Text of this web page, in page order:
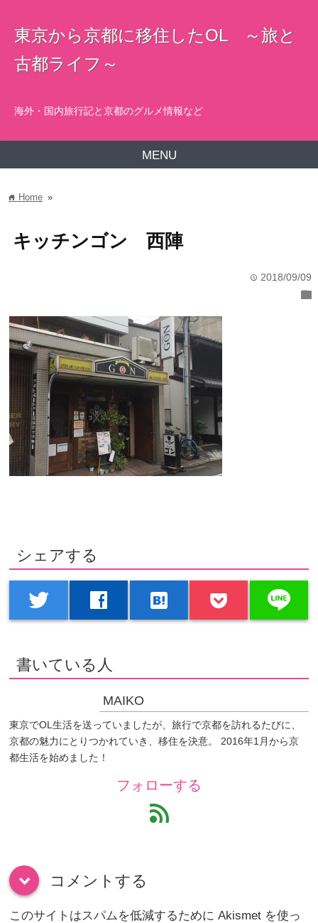
東京から京都に移住したOL ～旅と
古都ライフ～
海外・国内旅行記と京都のグルメ情報など
MENU
home Home »
キッチンゴン 西陣
time 2018/09/09
folder
シェアする
twitter facebook hatenabookmark line
書いている人
MAIKO
東京でOL生活を送っていましたが、旅行で京都を訪れるたびに、
京都の魅力にとりつかれていき、移住を決意。 2016年1月から京
都生活を始めました！
フォローする
feed
down コメントする
このサイトはスパムを低減するために Akismet を使っ